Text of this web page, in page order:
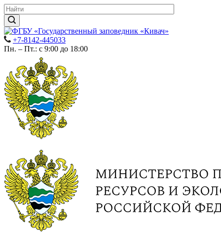
+7-8142-445033
Пн. – Пт.: с 9:00 до 18:00